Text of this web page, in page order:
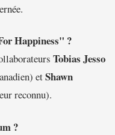
Happiness" ?
Tobias Jesso
etShawn
reconnu).
?